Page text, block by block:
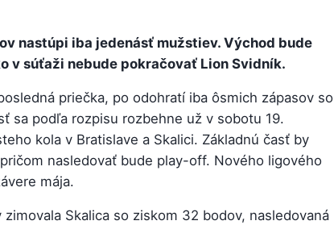
nastúpi iba jedenásť mužstiev. Východ bude
v súťaži nebude pokračovať Lion Svidník.
priečka, po odohratí iba ôsmich zápasov so
sa podľa rozpisu rozbehne už v sobotu 19.
kola v Bratislave a Skalici. Základnú časť by
nasledovať bude play-off. Nového ligového
mája.
Skalica so ziskom 32 bodov, nasledovaná